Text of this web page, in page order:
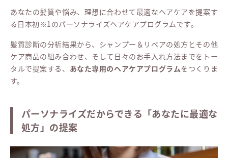
あなたの髪質や悩み、理想に合わせて最適なヘアケアを提案す
る日本初※1のパーソナライズヘアケアプログラムです。
髪質診断の分析結果から、シャンプー＆リペアの処方とその他
ケア商品の組み合わせ、そして日々のお手入れ方法までをトー
タルで提案する、 あなた専用のヘアケアプログラムをつくりま
す。
パーソナライズだからできる「あなたに最適な
処方」の提案